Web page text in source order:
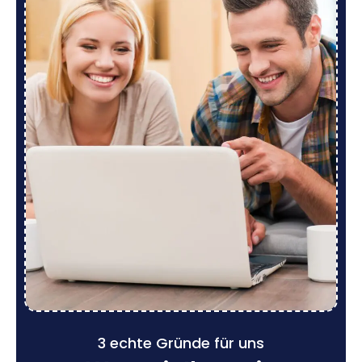
3 echte Gründe für uns